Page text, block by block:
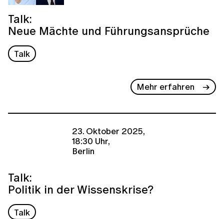
Talk:
Neue Mächte und Führungsansprüche
Talk
Mehr erfahren
23. Oktober 2025,
18:30 Uhr,
Berlin
Talk:
Politik in der Wissenskrise?
Talk